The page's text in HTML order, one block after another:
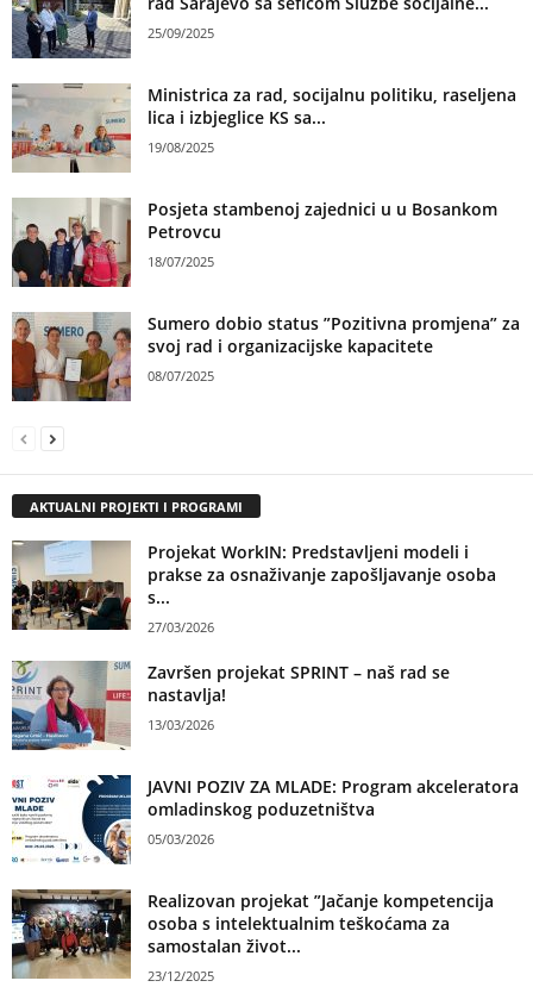
25/09/2025
Ministrica za rad, socijalnu politiku, raseljena
lica i izbjeglice KS sa...
19/08/2025
Posjeta stambenoj zajednici u u Bosankom
Petrovcu
18/07/2025
Sumero dobio status ”Pozitivna promjena” za
svoj rad i organizacijske kapacitete
08/07/2025
AKTUALNI PROJEKTI I PROGRAMI
Projekat WorkIN: Predstavljeni modeli i
prakse za osnaživanje zapošljavanje osoba
s...
27/03/2026
Završen projekat SPRINT – naš rad se
nastavlja!
13/03/2026
JAVNI POZIV ZA MLADE: Program akceleratora
omladinskog poduzetništva
05/03/2026
Realizovan projekat ”Jačanje kompetencija
osoba s intelektualnim teškoćama za
samostalan život...
23/12/2025